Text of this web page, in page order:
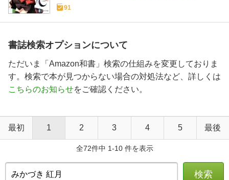
91
書誌検索オプションについて
ただいま「Amazon和書」検索の仕組みを変更しておりま
す。検索で本が見つからない場合の対処法など、詳しくは
こちらのお知らせをご確認ください。
最初 1 2 3 4 5 最後
全72件中 1-10 件を表示
検索